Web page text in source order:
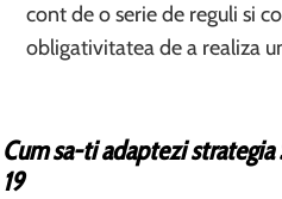
cont de o serie de reguli si
obligativitatea de a realiza
Cum sa-ti adaptezi strategia
19